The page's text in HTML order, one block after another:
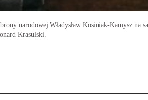
narodowej Władysław Kosiniak-Kamysz na
Krasulski.